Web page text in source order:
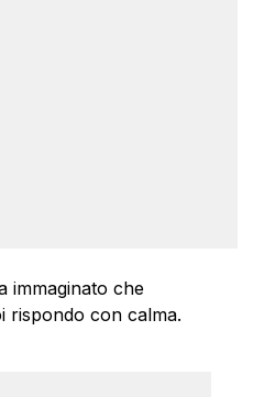
immaginato che
rispondo con calma.